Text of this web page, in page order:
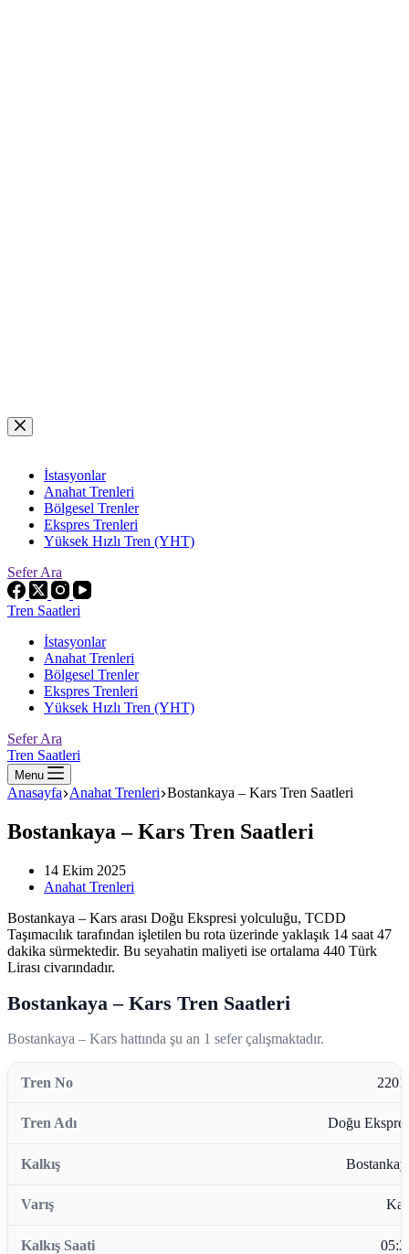
Skip
to
İstasyonlar
Anahat Trenleri
Bölgesel Trenler
Ekspres Trenleri
Yüksek Hızlı Tren (YHT)
Sefer Ara
Tren Saatleri
İstasyonlar
Anahat Trenleri
Bölgesel Trenler
Ekspres Trenleri
Yüksek Hızlı Tren (YHT)
Sefer Ara
Tren Saatleri
Menu
Anasayfa Anahat Trenleri Bostankaya – Kars Tren Saatleri
Bostankaya – Kars Tren Saatleri
14 Ekim 2025
Anahat Trenleri
Bostankaya – Kars arası Doğu Ekspresi yolculuğu, TCDD
Taşımacılık tarafından işletilen bu rota üzerinde yaklaşık 14 saat 47
dakika sürmektedir. Bu seyahatin maliyeti ise ortalama 440 Türk
Lirası civarındadır.
Bostankaya – Kars Tren Saatleri
Bostankaya – Kars hattında şu an 1 sefer çalışmaktadır.
Doğu